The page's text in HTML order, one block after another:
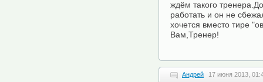
ждём такого
работать и он не
хочется вместо тире
Вам,Тренер!
Андрей 17 июня 2013,